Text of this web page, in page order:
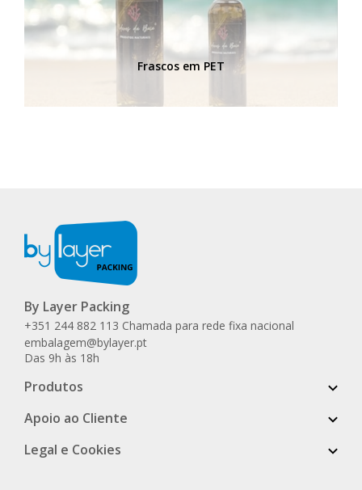
Frascos em PET
By Layer Packing
+351 244 882 113 Chamada para rede fixa nacional
embalagem@bylayer.pt
Das 9h às 18h
Produtos
Apoio ao Cliente
Legal e Cookies